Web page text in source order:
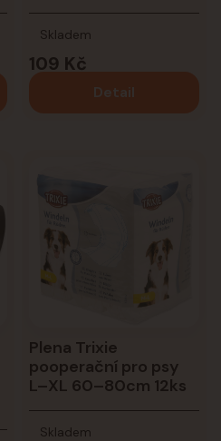
109 Kč
Skladem
Detail
Plena Trixie
pooperační pro psy
L–XL 60–80cm 12ks
Skladem